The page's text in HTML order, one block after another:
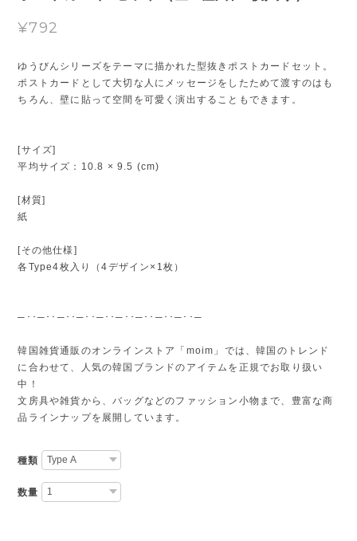
¥792
ゆうびんシリーズをテーマに描かれた型抜きポストカードセット。
ポストカードとして大切な人にメッセージをしたためて渡すのはも
ちろん、壁に貼って空間を可愛く演出することもできます。
[サイズ]
平均サイズ：10.8 × 9.5 (cm)
[材質]
紙
[その他仕様]
各Type4枚入り（4デザイン×1枚）
─･･─･･─･･─･･─･･─･･─･･─･･─･･─
韓国雑貨通販のオンラインストア「moim」では、韓国のトレンド
に合わせて、人気の韓国ブランドのアイテムを正規でお取り扱い
中！
文房具や雑貨から、バッグなどのファッション小物まで、豊富な商
品ラインナップを展開しています。
種類
数量